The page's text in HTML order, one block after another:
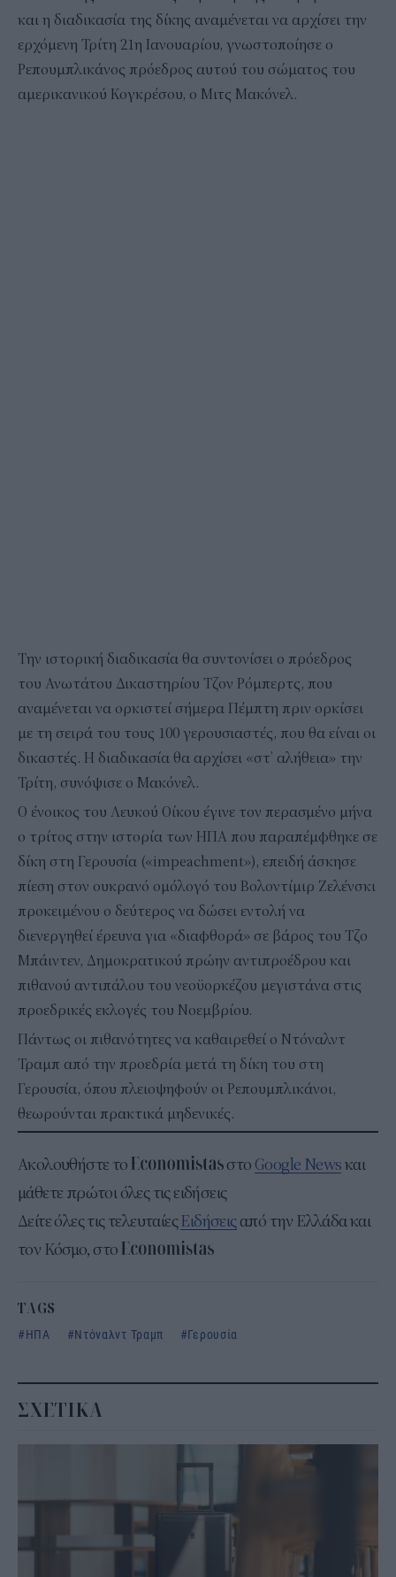
και η διαδικασία της δίκης αναμένεται να αρχίσει την
ερχόμενη Τρίτη 21η Ιανουαρίου, γνωστοποίησε ο
Ρεπουμπλικάνος πρόεδρος αυτού του σώματος του
αμερικανικού Κογκρέσου, ο Μιτς Μακόνελ.
Την ιστορική διαδικασία θα συντονίσει ο πρόεδρος
του Ανωτάτου Δικαστηρίου Τζον Ρόμπερτς, που
αναμένεται να ορκιστεί σήμερα Πέμπτη πριν ορκίσει
με τη σειρά του τους 100 γερουσιαστές, που θα είναι οι
δικαστές. Η διαδικασία θα αρχίσει «στ’ αλήθεια» την
Τρίτη, συνόψισε ο Μακόνελ.
Ο ένοικος του Λευκού Οίκου έγινε τον περασμένο μήνα
ο τρίτος στην ιστορία των ΗΠΑ που παραπέμφθηκε σε
δίκη στη Γερουσία («impeachment»), επειδή άσκησε
πίεση στον ουκρανό ομόλογό του Βολοντίμιρ Ζελένσκι
προκειμένου ο δεύτερος να δώσει εντολή να
διενεργηθεί έρευνα για «διαφθορά» σε βάρος του Τζο
Μπάιντεν, Δημοκρατικού πρώην αντιπροέδρου και
πιθανού αντιπάλου του νεοϋορκέζου μεγιστάνα στις
προεδρικές εκλογές του Νοεμβρίου.
Πάντως οι πιθανότητες να καθαιρεθεί ο Ντόναλντ
Τραμπ από την προεδρία μετά τη δίκη του στη
Γερουσία, όπου πλειοψηφούν οι Ρεπουμπλικάνοι,
θεωρούνται πρακτικά μηδενικές.
Ακολουθήστε το στο Google Newsκαι
μάθετε πρώτοι όλες τις ειδήσεις
Δείτε όλες τις τελευταίεςΕιδήσειςαπό την Ελλάδα και
τον Κόσμο, στο
TAGS
ΗΠΑ
Ντόναλντ Τραμπ Γερουσία
ΣΧΕΤΙΚΑ